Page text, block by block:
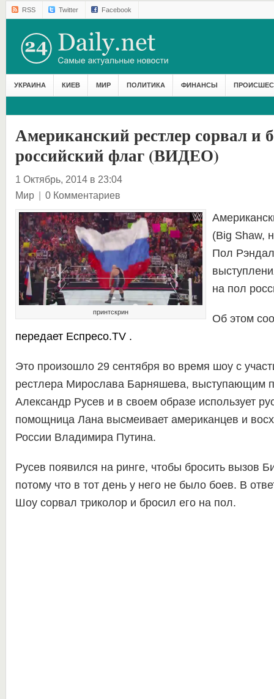
RSS Twitter Facebook
УКРАИНА КИЕВ МИР ПОЛИТИКА ФИНАНСЫ
Американский рестлер сорвал и
российский флаг (ВИДЕО)
1 Октябрь, 2014 в 23:04
Мир | 0 Комментариев
принтскрин
(Big Shaw,
Пол
на пол
Об этом
передает Еспресо.TV.
Это произошло 29 сентября во время шоу с
рестлера Мирослава Барняшева, выступающим
Александр Русев и в своем образе использует
помощница Лана высмеивает американцев и
России Владимира Путина.
Русев появился на ринге, чтобы бросить вызов
потому что в тот день у него не было боев. В
Шоу сорвал триколор и бросил его на пол.